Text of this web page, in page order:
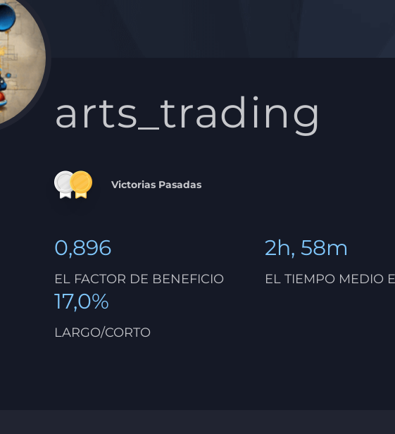
arts_trading
Victorias Pasadas
0,896
EL FACTOR DE BENEFICIO
2h, 58m
EL TIEMPO MEDIO
17,0%
LARGO/CORTO